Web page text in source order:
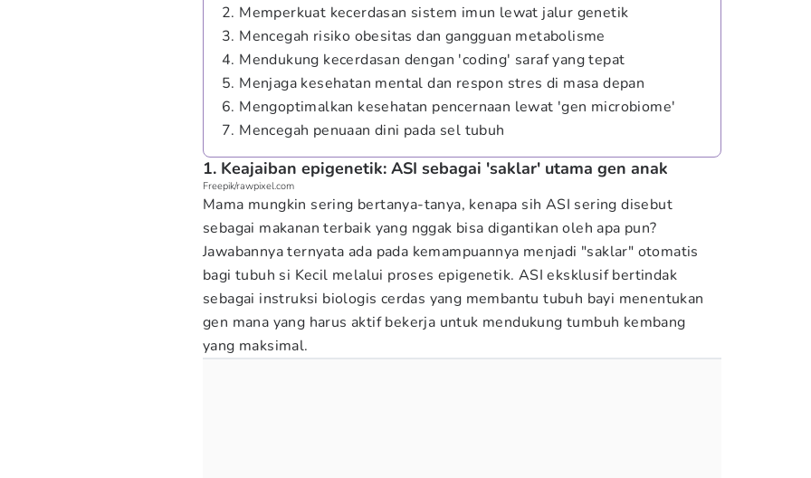
2. Memperkuat kecerdasan sistem imun lewat jalur genetik
3. Mencegah risiko obesitas dan gangguan metabolisme
4. Mendukung kecerdasan dengan 'coding' saraf yang tepat
5. Menjaga kesehatan mental dan respon stres di masa depan
6. Mengoptimalkan kesehatan pencernaan lewat 'gen microbiome'
7. Mencegah penuaan dini pada sel tubuh
1. Keajaiban epigenetik: ASI sebagai 'saklar' utama gen anak
Freepik/rawpixel.com
Mama mungkin sering bertanya-tanya, kenapa sih ASI sering disebut
sebagai makanan terbaik yang nggak bisa digantikan oleh apa pun?
Jawabannya ternyata ada pada kemampuannya menjadi "saklar" otomatis
bagi tubuh si Kecil melalui proses epigenetik. ASI eksklusif bertindak
sebagai instruksi biologis cerdas yang membantu tubuh bayi menentukan
gen mana yang harus aktif bekerja untuk mendukung tumbuh kembang
yang maksimal.